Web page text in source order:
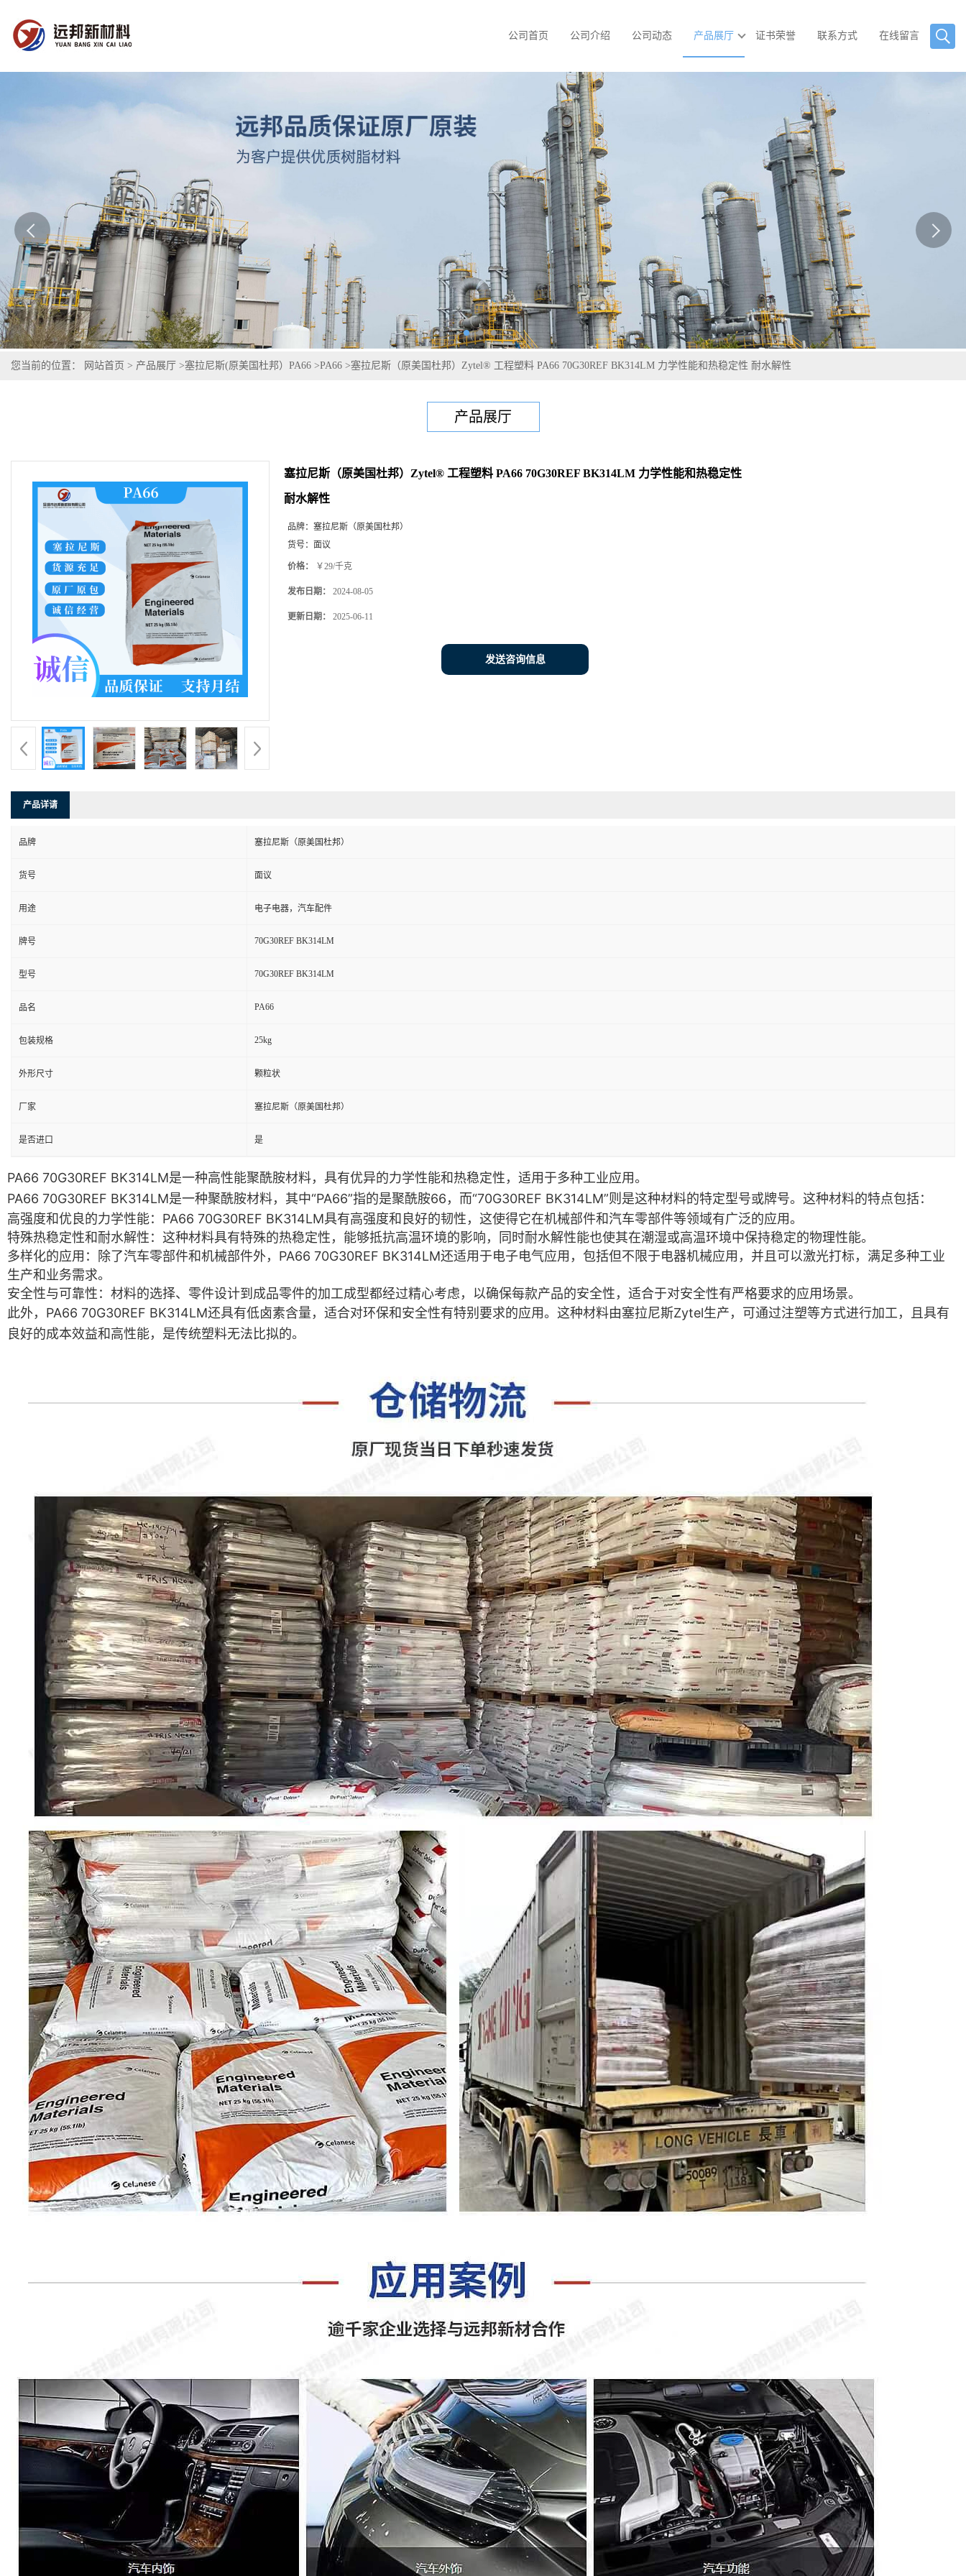
公司首页 公司介绍 公司动态 产品展厅 证书荣誉 联系方式 在线留言
您当前的位置： 网站首页 > 产品展厅 >塞拉尼斯(原美国杜邦）PA66 >PA66 >塞拉尼斯（原美国杜邦）Zytel® 工程塑料 PA66 70G30REF BK314LM 力学性能和热稳定性 耐水解性
产品展厅
塞拉尼斯（原美国杜邦）Zytel® 工程塑料 PA66 70G30REF BK314LM 力学性能和热稳定性
耐水解性
品牌： 塞拉尼斯（原美国杜邦）
货号： 面议
价格： ￥29/千克
发布日期： 2024-08-05
更新日期： 2025-06-11
发送咨询信息
产品详请
品牌 塞拉尼斯（原美国杜邦）
货号 面议
用途 电子电器，汽车配件
牌号 70G30REF BK314LM
型号 70G30REF BK314LM
品名 PA66
包装规格 25kg
外形尺寸 颗粒状
厂家 塞拉尼斯（原美国杜邦）
是否进口 是
PA66 70G30REF BK314LM是一种高性能聚酰胺材料，具有优异的力学性能和热稳定性，适用于多种工业应用。
PA66 70G30REF BK314LM是一种聚酰胺材料，其中“PA66”指的是聚酰胺66，而“70G30REF BK314LM”则是这种材料的特定型号或牌号。这种材料的特点包括：
高强度和优良的力学性能：PA66 70G30REF BK314LM具有高强度和良好的韧性，这使得它在机械部件和汽车零部件等领域有广泛的应用。
特殊热稳定性和耐水解性：这种材料具有特殊的热稳定性，能够抵抗高温环境的影响，同时耐水解性能也使其在潮湿或高温环境中保持稳定的物理性能。
多样化的应用 ：除了汽车零部件和机械部件外，PA66 70G30REF BK314LM还适用于电子电气应用，包括但不限于电器机械应用，并且可以激光打标，满足多种工业
生产和业务需求。
安全性与可靠性：材料的选择、零件设计到成品零件的加工成型都经过精心考虑，以确保每款产品的安全性，适合于对安全性有严格要求的应用场景。
此外，PA66 70G30REF BK314LM还具有低卤素含量，适合对环保和安全性有特别要求的应用。这种材料由塞拉尼斯Zytel生产，可通过注塑等方式进行加工，且具有
良好的成本效益和高性能，是传统塑料无法比拟的。